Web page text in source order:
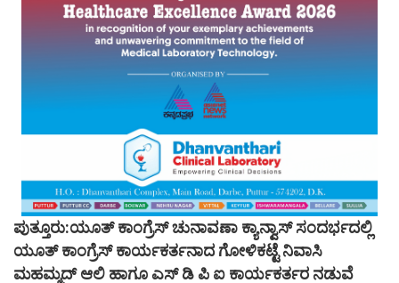
ಪುತ್ತೂರು:ಯೂತ್ ಕಾಂಗ್ರೆಸ್ ಚುನಾವಣಾ ಕ್ಯಾನ್ವಾಸ್ ಸಂದರ್ಭದಲ್ಲಿ
ಯೂತ್ ಕಾಂಗ್ರೆಸ್ ಕಾರ್ಯಕರ್ತನಾದ ಗೋಳಿಕಟ್ಟೆ ನಿವಾಸಿ
ಮಹಮ್ಮದ್ ಆಲಿ ಹಾಗೂ ಎಸ್ ಡಿ ಪಿ ಐ ಕಾರ್ಯಕರ್ತರ ನಡುವೆ